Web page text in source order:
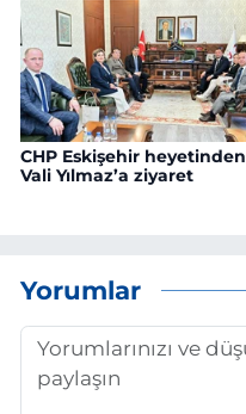
CHP Eskişehir heyetinden
Vali Yılmaz’a ziyaret
Yorumlar